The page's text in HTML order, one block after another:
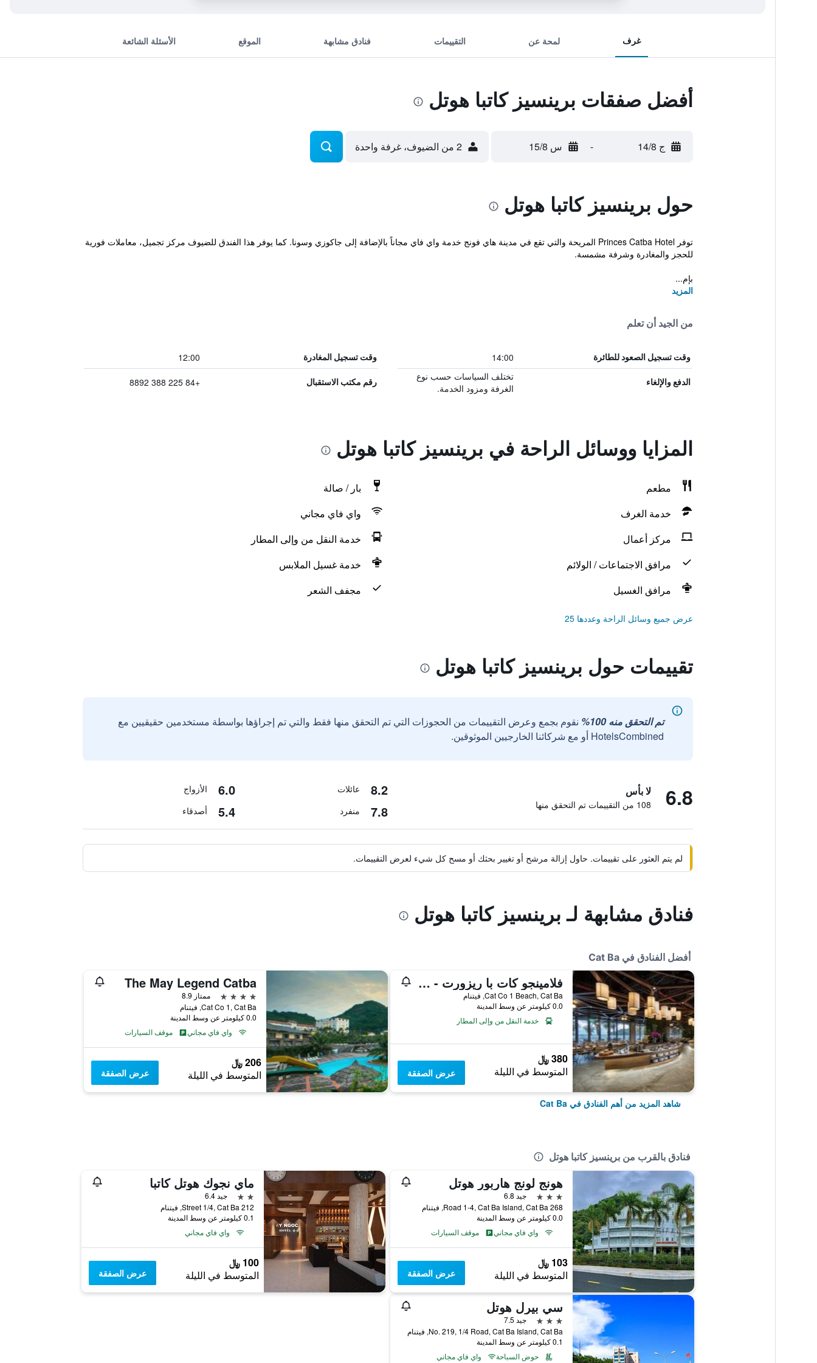
غرف لمحة عن التقييمات فنادق مشابهة الموقع الأسئلة الشائعة
أفضل صفقات برينسيز كاتبا هوتل
ج 14/8 - س 15/8 2 من الضيوف، غرفة واحدة
حول برينسيز كاتبا هوتل
توفر Princes Catba Hotel المريحة والتي تقع في مدينة هاي فونج خدمة واي فاي مجاناً بالإضافة إلى جاكوزي وسونا. كما يوفر هذا الفندق للضيوف مركز تجميل، معاملات فورية
للحجز والمغادرة وشرفة مشمسة.
بإم...
المزيد
من الجيد أن تعلم
وقت تسجيل الصعود للطائرة 14:00 وقت تسجيل المغادرة 12:00
الدفع والإلغاء
تختلف السياسات حسب نوع
الغرفة ومزود الخدمة.
رقم مكتب الاستقبال +84 225 388 8892
المزايا ووسائل الراحة في برينسيز كاتبا هوتل
مطعم
بار / صالة
خدمة الغرف
واي فاي مجاني
مركز أعمال
خدمة النقل من وإلى المطار
مرافق الاجتماعات / الولائم
خدمة غسيل الملابس
مرافق الغسيل
مجفف الشعر
عرض جميع وسائل الراحة وعددها 25
تقييمات حول برينسيز كاتبا هوتل
تم التحقق منه 100%
نقوم بجمع وعرض التقييمات من الحجوزات التي تم التحقق منها فقط والتي تم إجراؤها بواسطة مستخدمين حقيقيين مع
HotelsCombined أو مع شركائنا الخارجيين الموثوقين.
6.8 لا بأس
108 من التقييمات تم التحقق منها
8.2 عائلات 6.0 الأزواج
7.8 منفرد 5.4 أصدقاء
لم يتم العثور على تقييمات. حاول إزالة مرشح أو تغيير بحثك أو مسح كل شيء لعرض التقييمات.
فنادق مشابهة لـ برينسيز كاتبا هوتل
أفضل الفنادق في Cat Ba
فلامينجو كات با ريزورت - مانيدج د باي فلامينجو هوتلز آند ريزورتس
Cat Co 1 Beach, Cat Ba, فيتنام
0.0 كيلومتر عن وسط المدينة
خدمة النقل من وإلى المطار
380 ﷼
المتوسط في الليلة عرض الصفقة
The May Legend Catba
4 نجوم
ممتاز 8.9
Cat Co 1, Cat Ba, فيتنام
0.0 كيلومتر عن وسط المدينة
واي فاي مجاني
موقف السيارات
206 ﷼
المتوسط في الليلة عرض الصفقة
شاهد المزيد من أهم الفنادق في Cat Ba
فنادق بالقرب من برينسيز كاتبا هوتل
هونج لونج هاربور هوتل
3 نجوم
جيد 6.8
268 Road 1-4, Cat Ba Island, Cat Ba, فيتنام
0.0 كيلومتر عن وسط المدينة
واي فاي مجاني
موقف السيارات
103 ﷼
المتوسط في الليلة عرض الصفقة
ماي نجوك هوتل كاتبا
2 نجمتين
جيد 6.4
212 Street 1/4, Cat Ba, فيتنام
0.1 كيلومتر عن وسط المدينة
واي فاي مجاني
100 ﷼
المتوسط في الليلة عرض الصفقة
سي بيرل هوتل
3 نجوم
جيد 7.5
No. 219, 1/4 Road, Cat Ba Island, Cat Ba, فيتنام
0.1 كيلومتر عن وسط المدينة
حوض السباحة
واي فاي مجاني